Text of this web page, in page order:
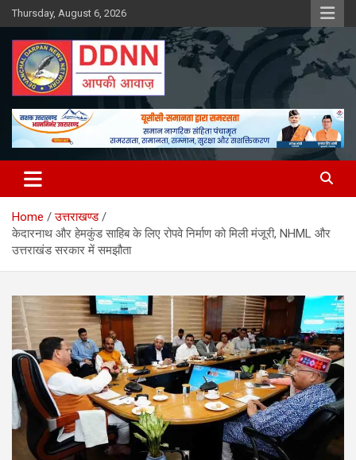
Skip
to
content
Thursday, August 6, 2026
DDNN
Home
उत्तराखण्ड
केदारनाथ और हेमकुंड साहिब के लिए रोपवे निर्माण को मिली मंजूरी, NHML और
उत्तराखंड सरकार में समझौता